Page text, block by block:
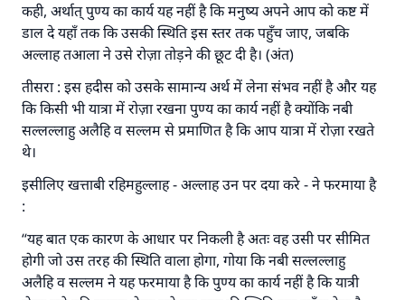
कही, अर्थात् पुण्य का कार्य यह नहीं है कि मनुष्य अपने आप को कष्ट में
डाल दे यहाँ तक कि उसकी स्थिति इस स्तर तक पहुँच जाए, जबकि
अल्लाह तआला ने उसे रोज़ा तोड़ने की छूट दी है। (अंत)
तीसरा : इस हदीस को उसके सामान्य अर्थ में लेना संभव नहीं है और यह
कि किसी भी यात्रा में रोज़ा रखना पुण्य का कार्य नहीं है क्योंकि नबी
सल्लल्लाहु अलैहि व सल्लम से प्रमाणित है कि आप यात्रा में रोज़ा रखते
थे।
इसीलिए खत्ताबी रहिमहुल्लाह - अल्लाह उन पर दया करे - ने फरमाया है
:
“यह बात एक कारण के आधार पर निकली है अतः वह उसी पर सीमित
होगी जो उस तरह की स्थिति वाला होगा, गोया कि नबी सल्लल्लाहु
अलैहि व सल्लम ने यह फरमाया है कि पुण्य का कार्य नहीं है कि यात्री